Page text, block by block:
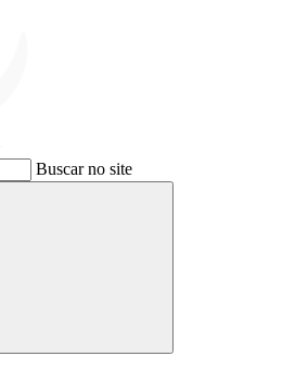
Buscar no site
Buscar